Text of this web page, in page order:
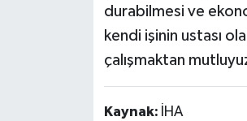
durabilmesi ve
kendi işinin ustası
çalışmaktan
Kaynak: İHA